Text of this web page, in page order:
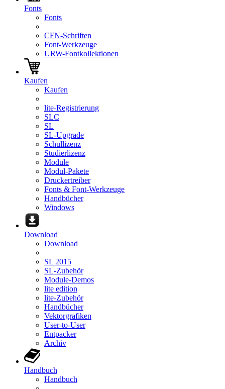
Fonts
Fonts
CFN-Schriften
Font-Werkzeuge
URW-Fontkollektionen
Kaufen
Kaufen
lite-Registrierung
SLC
SL
SL-Upgrade
Schullizenz
Studierlizenz
Module
Modul-Pakete
Druckertreiber
Fonts & Font-Werkzeuge
Handbücher
Windows
Download
Download
SL 2015
SL-Zubehör
Module-Demos
lite edition
lite-Zubehör
Handbücher
Vektorgrafiken
User-to-User
Entpacker
Archiv
Handbuch
Handbuch